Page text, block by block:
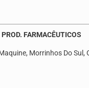
FARMACÊUTICOS
Morrinhos Do